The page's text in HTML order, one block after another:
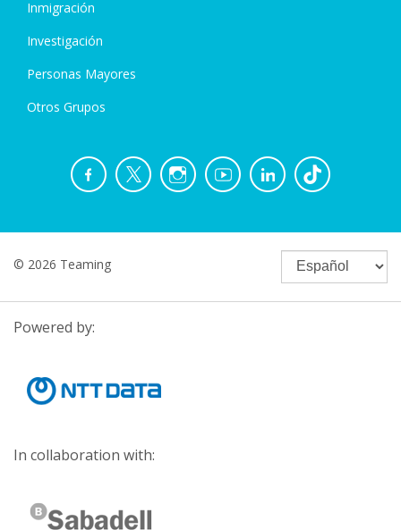
Inmigración
Investigación
Personas Mayores
Otros Grupos
© 2026 Teaming
Powered by:
In collaboration with: